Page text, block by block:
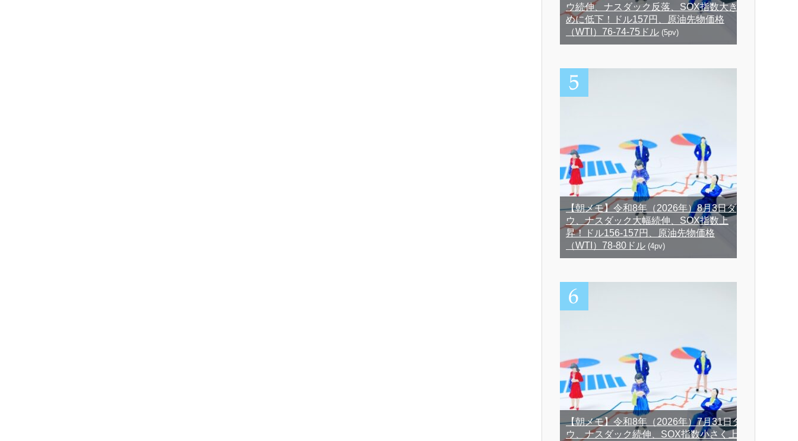
ウ続伸、ナスダック反落、SOX指数大き
めに低下！ドル157円、原油先物価格
（WTI）76-74-75ドル (5pv)
【朝メモ】令和8年（2026年）8月3日ダ
ウ、ナスダック大幅続伸、SOX指数上
昇！ドル156-157円、原油先物価格
（WTI）78-80ドル (4pv)
【朝メモ】令和8年（2026年）7月31日ダ
ウ、ナスダック続伸、SOX指数小さく上